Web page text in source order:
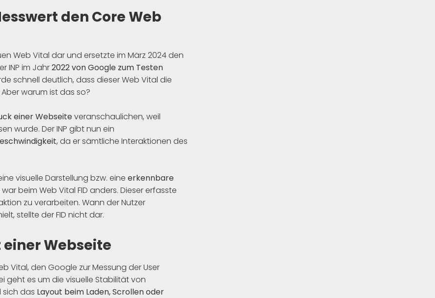
den Core Web
Web Vital dar und ersetzte im März 2024 den
INP im Jahr2022 von Google zum Testen
schnell deutlich, dass dieser Web Vital die
warum ist das so?
einer Webseiteveranschaulichen, weil
wurde. Der INP gibt nun ein
, da er sämtliche Interaktionen des
visuelle Darstellung bzw. eine erkennbare
beim Web Vital FID anders. Dieser erfasste
zu verarbeiten. Wann der Nutzer
stellte der FID nicht dar.
Webseite
Vital, den Google zur Messung der User
geht es um die visuelle Stabilität von
sich das Layout beim Laden, Scrollen oder